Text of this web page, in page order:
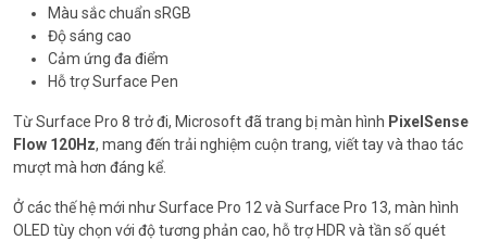
Màu sắc chuẩn sRGB
Độ sáng cao
Cảm ứng đa điểm
Hỗ trợ Surface Pen
Từ Surface Pro 8 trở đi, Microsoft đã trang bị màn hình PixelSense
Flow 120Hz, mang đến trải nghiệm cuộn trang, viết tay và thao tác
mượt mà hơn đáng kể.
Ở các thế hệ mới như Surface Pro 12 và Surface Pro 13, màn hình
OLED tùy chọn với độ tương phản cao, hỗ trợ HDR và tần số quét